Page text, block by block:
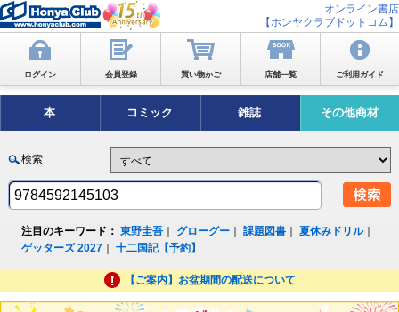
オンライン書店
【ホンヤクラブドットコム】
ログイン 会員登録 買い物かご 店舗一覧 ご利用ガイド
本 コミック 雑誌 その他商材
検索
注目のキーワード： 東野圭吾 グローグー ｜課題図書 ｜夏休みドリル｜
ゲッターズ 2027 ｜十二国記【予約】
【ご案内】お盆期間の配送について